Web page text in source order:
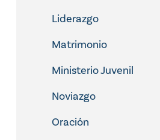
Liderazgo
Matrimonio
Ministerio Juvenil
Noviazgo
Oración